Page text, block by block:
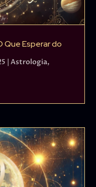
Que Esperar do
|Astrologia,